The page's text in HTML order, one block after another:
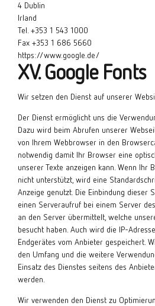
4 Dublin
Irland
Tel. +353 1 543 1000
Fax +353 1 686 5660
https://www.google.de/
XV. Google Fonts
Wir setzen den Dienst auf unserer
Der Dienst ermöglicht uns die
Dazu wird beim Abrufen unserer
von Ihrem Webbrowser in den
notwendig damit Ihr Browser eine
unserer Texte anzeigen kann. Wenn Ihr
nicht unterstützt, wird eine
Anzeige genutzt. Die Einbindung dieser
einen Serveraufruf bei einem Server
an den Server übermittelt, welche
besucht haben. Auch wird die IP-
Endgerätes vom Anbieter gespeichert.
den Umfang und die weitere
Einsatz des Dienstes seitens des
werden.
Wir verwenden den Dienst zu